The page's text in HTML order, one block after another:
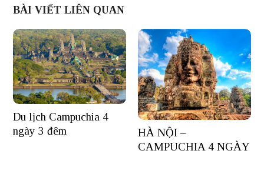
BÀI VIẾT LIÊN QUAN
Du lịch Campuchia 4
ngày 3 đêm
HÀ NỘI –
CAMPUCHIA 4 NGÀY